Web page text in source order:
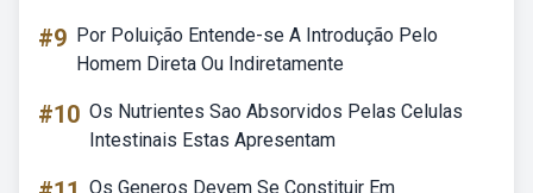
#9 Por Poluição Entende-se A Introdução Pelo
Homem Direta Ou Indiretamente
#10 Os Nutrientes Sao Absorvidos Pelas Celulas
Intestinais Estas Apresentam
Os Generos Devem Se Constituir Em